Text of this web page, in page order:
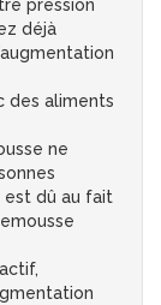
pression
déjà
des aliments
ne
est dû au fait